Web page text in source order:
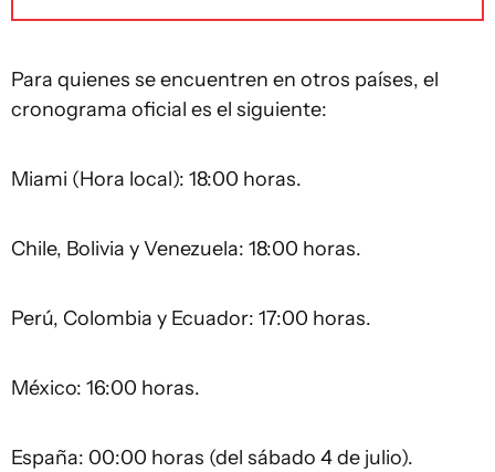
Para quienes se encuentren en otros países, el
cronograma oficial es el siguiente:
Miami (Hora local): 18:00 horas.
Chile, Bolivia y Venezuela: 18:00 horas.
Perú, Colombia y Ecuador: 17:00 horas.
México: 16:00 horas.
España: 00:00 horas (del sábado 4 de julio).